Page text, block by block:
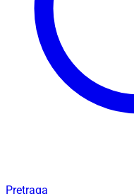
Pretraga